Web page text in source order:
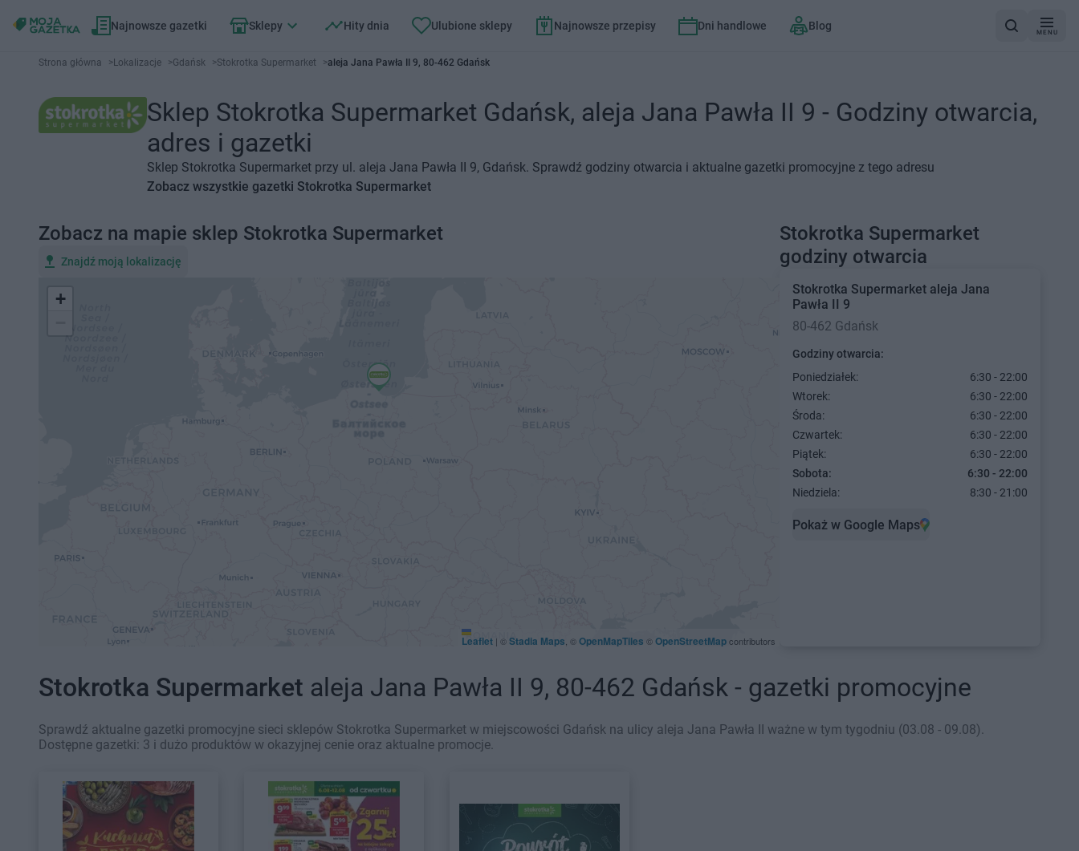
Najnowsze gazetki Sklepy Hity dnia Ulubione sklepy Najnowsze przepisy Dni handlowe Blog
MENU
Strona główna >Lokalizacje >Gdańsk >Stokrotka Supermarket >aleja Jana Pawła II 9, 80-462 Gdańsk
Sklep Stokrotka Supermarket Gdańsk, aleja Jana Pawła II 9 - Godziny otwarcia,
adres i gazetki
Sklep Stokrotka Supermarket przy ul. aleja Jana Pawła II 9, Gdańsk. Sprawdź godziny otwarcia i aktualne gazetki promocyjne z tego adresu
Zobacz wszystkie gazetki Stokrotka Supermarket
Stokrotka Supermarket
godziny otwarcia
Stokrotka Supermarket aleja Jana
Pawła II 9
80-462 Gdańsk
Godziny otwarcia:
Poniedziałek:
6:30 - 22:00
Wtorek:
6:30 - 22:00
Środa:
6:30 - 22:00
Czwartek:
6:30 - 22:00
Piątek:
6:30 - 22:00
Sobota:
6:30 - 22:00
Niedziela:
8:30 - 21:00
Pokaż w Google Maps
Zobacz na mapie sklep Stokrotka Supermarket
Znajdź moją lokalizację
+
Leaflet | ©Stadia Maps , ©OpenMapTiles ©OpenStreetMapcontributors
Stokrotka Supermarket aleja Jana Pawła II 9, 80-462 Gdańsk - gazetki promocyjne
Sprawdź aktualne gazetki promocyjne sieci sklepów Stokrotka Supermarket w miejscowości Gdańsk na ulicy aleja Jana Pawła II ważne w tym tygodniu (03.08 - 09.08).
Dostępne gazetki: 3 i dużo produktów w okazyjnej cenie oraz aktualne promocje.